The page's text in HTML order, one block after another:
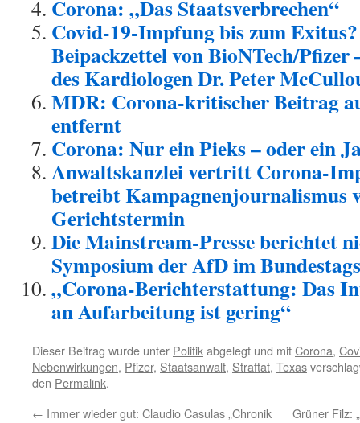
Corona: „Das Staatsverbrechen“
Covid-19-Impfung bis zum
Beipackzettel von BioNTech/
des Kardiologen Dr. Peter
MDR: Corona-kritischer Beitrag
entfernt
Corona: Nur ein Pieks – oder ein
Anwaltskanzlei vertritt Corona-
betreibt Kampagnenjournalismus
Gerichtstermin
Die Mainstream-Presse berichtet
Symposium der AfD im
„Corona-Berichterstattung: Das
an Aufarbeitung ist gering“
Dieser Beitrag wurde unter Politikabgelegt und mitCorona,
Nebenwirkungen, Pfizer, Staatsanwalt, Straftat, Texas
den Permalink.
← Immer wieder gut: Claudio Casulas „Chronik
Grüner Filz: